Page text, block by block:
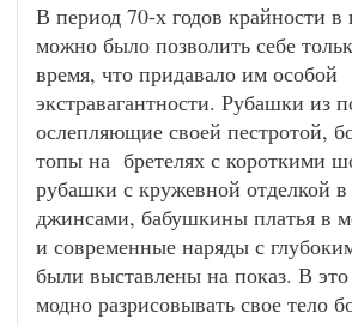
В период 70-х годов крайности в
можно было позволить себе
время, что придавало им особой
экстравагантности. Рубашки из
ослепляющие своей пестротой,
топы на бретелях с короткими
рубашки с кружевной отделкой в
джинсами, бабушкины платья в
и современные наряды с
были выставлены на показ. В это
модно разрисовывать свое тело